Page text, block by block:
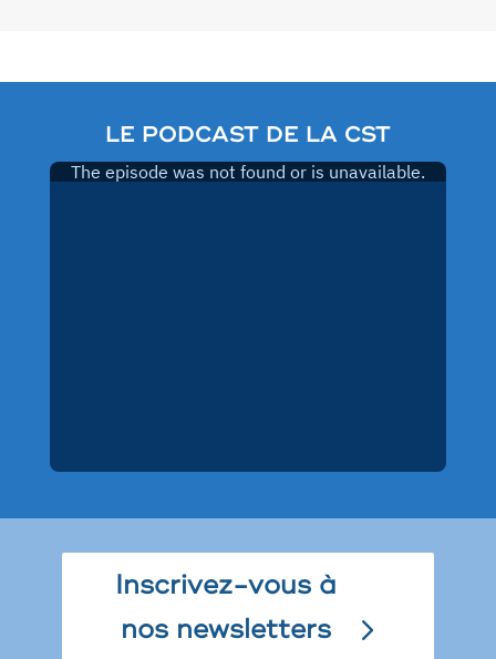
LE PODCAST DE LA CST
Inscrivez-vous à
nos newsletters